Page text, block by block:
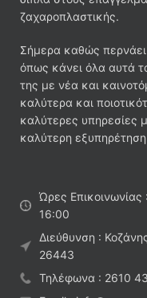
ζαχαροπλαστικής.
Σήμερα καθώς περνάει
όπως κάνει όλα αυτά
της με νέα και
καλύτερα και
καλύτερες υπηρεσίες
καλύτερη
Ώρες
16:00
Διεύθυνση :
26443
Τηλέφωνα : 2610